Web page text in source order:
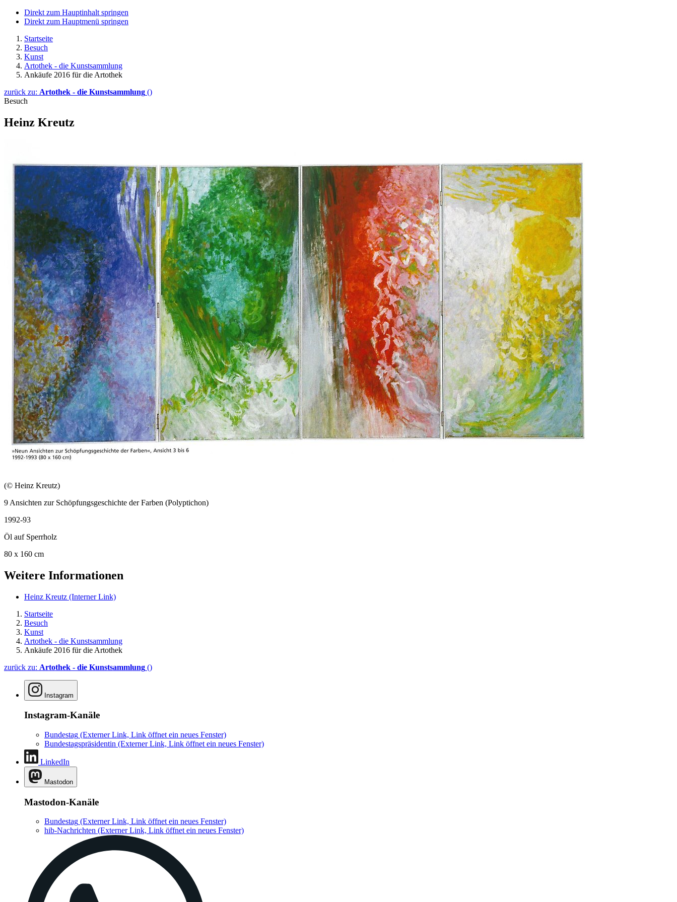
Direkt zum Hauptinhalt springen
Direkt zum Hauptmenü springen
Startseite
Besuch
Kunst
Artothek - die Kunstsammlung
Ankäufe 2016 für die Artothek
zurück zu: Artothek - die Kunstsammlung ()
Besuch
Heinz Kreutz
(© Heinz Kreutz)
9 Ansichten zur Schöpfungsgeschichte der Farben (Polyptichon)
1992-93
Öl auf Sperrholz
80 x 160 cm
Weitere Informationen
Heinz Kreutz (Interner Link)
Startseite
Besuch
Kunst
Artothek - die Kunstsammlung
Ankäufe 2016 für die Artothek
zurück zu: Artothek - die Kunstsammlung ()
Instagram
Instagram-Kanäle
Bundestag (Externer Link, Link öffnet ein neues Fenster)
Bundestagspräsidentin (Externer Link, Link öffnet ein neues Fenster)
LinkedIn
Mastodon
Mastodon-Kanäle
Bundestag (Externer Link, Link öffnet ein neues Fenster)
hib-Nachrichten (Externer Link, Link öffnet ein neues Fenster)